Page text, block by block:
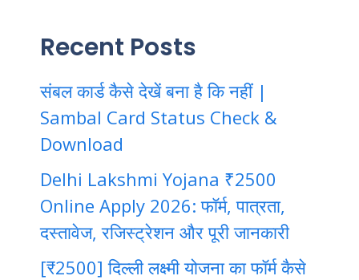
Recent Posts
संबल कार्ड कैसे देखें बना है कि नहीं |
Sambal Card Status Check &
Download
Delhi Lakshmi Yojana ₹2500
Online Apply 2026: फॉर्म, पात्रता,
दस्तावेज, रजिस्ट्रेशन और पूरी जानकारी
[₹2500] दिल्ली लक्ष्मी योजना का फॉर्म कैसे